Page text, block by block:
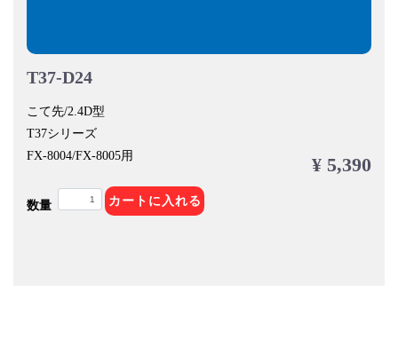
T37-D24
こて先/2.4D型
T37シリーズ
FX-8004/FX-8005用
¥ 5,390
数量 カートに入れる